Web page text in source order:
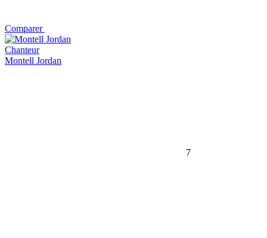
Comparer
Chanteur
Montell Jordan
7